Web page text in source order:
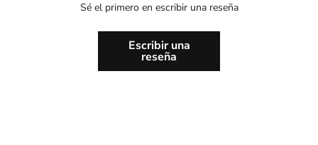
Sé el primero en escribir una reseña
Escribir una
reseña